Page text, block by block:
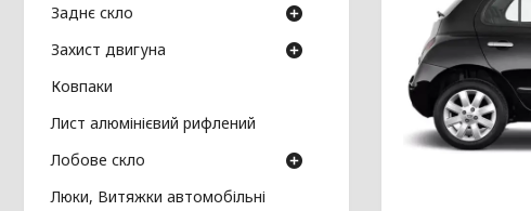
Заднє скло
Захист двигуна
Ковпаки
Лист алюмінієвий рифлений
Лобове скло
Люки, Витяжки автомобільні